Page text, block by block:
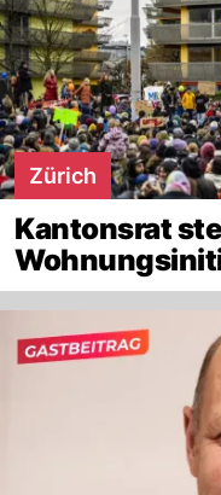
Zürich
Kantonsrat